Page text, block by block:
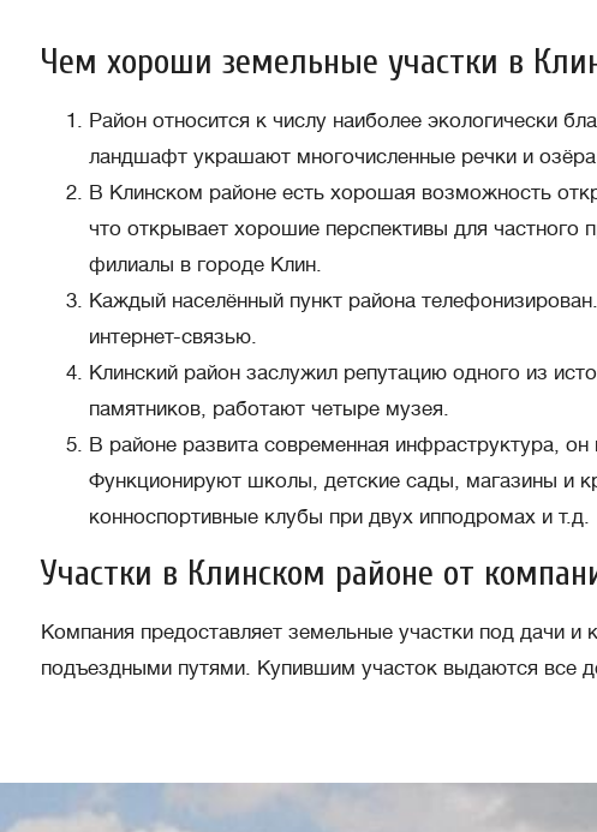
Чем хороши земельные участки в
Район относится к числу наиболее экологически
ландшафт украшают многочисленные речки и озёра.
В Клинском районе есть хорошая возможность
что открывает хорошие перспективы для частного
филиалы в городе Клин.
Каждый населённый пункт района
интернет-связью.
Клинский район заслужил репутацию одного из
памятников, работают четыре музея.
В районе развита современная инфраструктура,
Функционируют школы, детские сады, магазины и
конноспортивные клубы при двух ипподромах и т.д.
Участки в Клинском районе от
Компания предоставляет земельные участки под дачи
подъездными путями. Купившим участок выдаются все